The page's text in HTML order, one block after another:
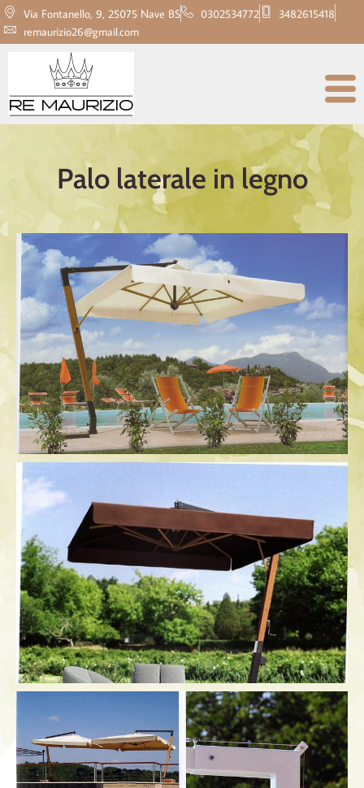
Via Fontanello, 9, 25075 Nave BS 0302534772
3482615418
remaurizio26@gmail.com
Palo laterale in legno